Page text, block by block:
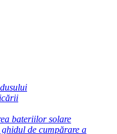
bateriilor solare
de cumpărare a